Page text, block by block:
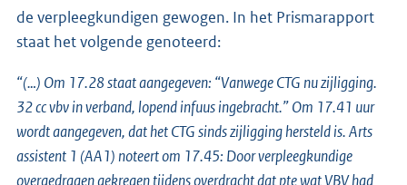
de verpleegkundigen gewogen. In het Prismarapport
staat het volgende genoteerd:
“(…) Om 17.28 staat aangegeven: “Vanwege CTG nu zijligging.
32 cc vbv in verband, lopend infuus ingebracht.” Om 17.41 uur
wordt aangegeven, dat het CTG sinds zijligging hersteld is. Arts
assistent 1 (AA1) noteert om 17.45: Door verpleegkundige
overgedragen gekregen tijdens overdracht dat pte wat VBV had